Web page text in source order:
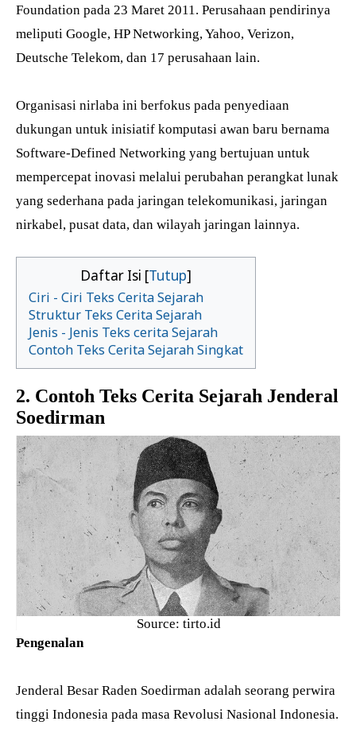
Foundation pada 23 Maret 2011. Perusahaan pendirinya
meliputi Google, HP Networking, Yahoo, Verizon,
Deutsche Telekom, dan 17 perusahaan lain.
Organisasi nirlaba ini berfokus pada penyediaan
dukungan untuk inisiatif komputasi awan baru bernama
Software-Defined Networking yang bertujuan untuk
mempercepat inovasi melalui perubahan perangkat lunak
yang sederhana pada jaringan telekomunikasi, jaringan
nirkabel, pusat data, dan wilayah jaringan lainnya.
Daftar Isi [Tutup]
Ciri - Ciri Teks Cerita Sejarah
Struktur Teks Cerita Sejarah
Jenis - Jenis Teks cerita Sejarah
Contoh Teks Cerita Sejarah Singkat
2. Contoh Teks Cerita Sejarah Jenderal
Soedirman
Source: tirto.id
Pengenalan
Jenderal Besar Raden Soedirman adalah seorang perwira
tinggi Indonesia pada masa Revolusi Nasional Indonesia.